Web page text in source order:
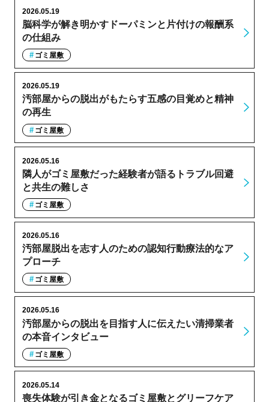
脳科学が解き明かすドーパミンと片付けの報酬系
の仕組み
2026.05.19
ゴミ屋敷
汚部屋からの脱出がもたらす五感の目覚めと精神
の再生
2026.05.19
ゴミ屋敷
隣人がゴミ屋敷だった経験者が語るトラブル回避
と共生の難しさ
2026.05.16
ゴミ屋敷
汚部屋脱出を志す人のための認知行動療法的なア
プローチ
2026.05.16
ゴミ屋敷
汚部屋からの脱出を目指す人に伝えたい清掃業者
の本音インタビュー
2026.05.16
ゴミ屋敷
喪失体験が引き金となるゴミ屋敷とグリーフケア
2026.05.14